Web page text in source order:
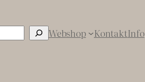
Webshop KontaktInfo